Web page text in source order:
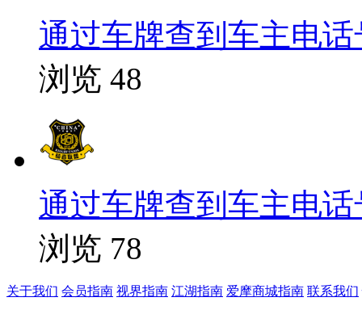
通过车牌查到车主电话
浏览 48
通过车牌查到车主电话
浏览 78
关于我们 会员指南 视界指南 江湖指南 爱摩商城指南 联系我们